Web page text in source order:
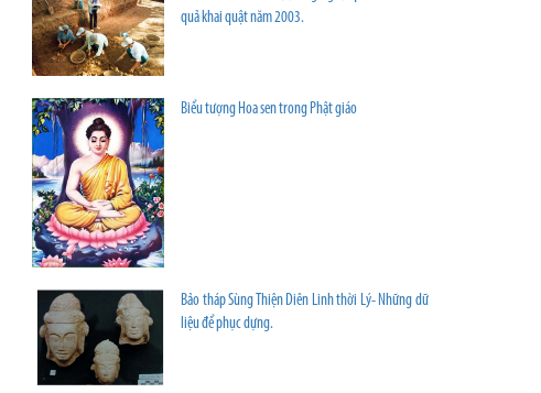
quả khai quật năm 2003.
Biểu tượng Hoa sen trong Phật giáo
Bảo tháp Sùng Thiện Diên Linh thời Lý- Những dữ
liệu để phục dựng.